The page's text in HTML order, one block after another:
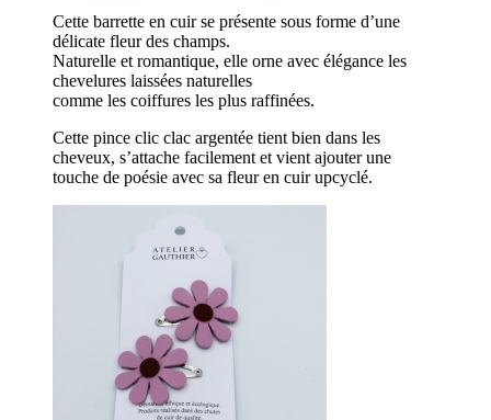
Cette barrette en cuir se présente sous forme d’une
délicate fleur des champs.
Naturelle et romantique, elle orne avec élégance les
chevelures laissées naturelles
comme les coiffures les plus raffinées.
Cette pince clic clac argentée tient bien dans les
cheveux, s’attache facilement et vient ajouter une
touche de poésie avec sa fleur en cuir upcyclé.